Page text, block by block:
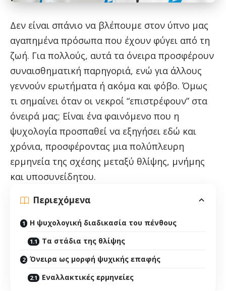
Δεν είναι σπάνιο να βλέπουμε στον ύπνο μας
αγαπημένα πρόσωπα που έχουν φύγει από τη
ζωή. Για πολλούς, αυτά τα όνειρα προσφέρουν
συναισθηματική παρηγοριά, ενώ για άλλους
γεννούν ερωτήματα ή ακόμα και φόβο. Όμως
τι σημαίνει όταν οι νεκροί “επιστρέφουν” στα
όνειρά μας; Είναι ένα φαινόμενο που η
ψυχολογία προσπαθεί να εξηγήσει εδώ και
χρόνια, προσφέροντας μια πολύπλευρη
ερμηνεία της σχέσης μεταξύ θλίψης, μνήμης
και υποσυνείδητου.
Περιεχόμενα
Η ψυχολογική διαδικασία του πένθους
Τα στάδια της θλίψης
Όνειρα ως μορφή ψυχικής επαφής
Εναλλακτικές ερμηνείες